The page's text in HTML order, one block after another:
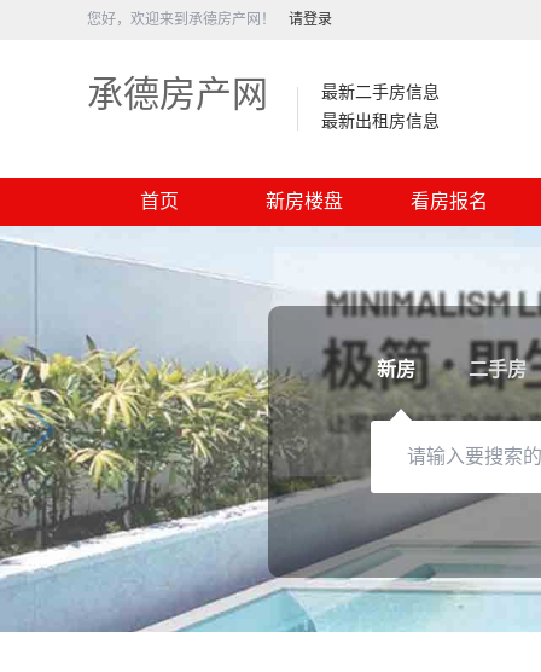
您好，欢迎来到承德房产网！ 请登录
承德房产网
最新二手房信息
最新出租房信息
首页 新房楼盘 看房报名
新房 二手房